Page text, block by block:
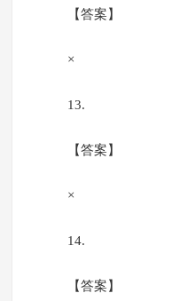
【答案】
×
13.
【答案】
×
14.
【答案】